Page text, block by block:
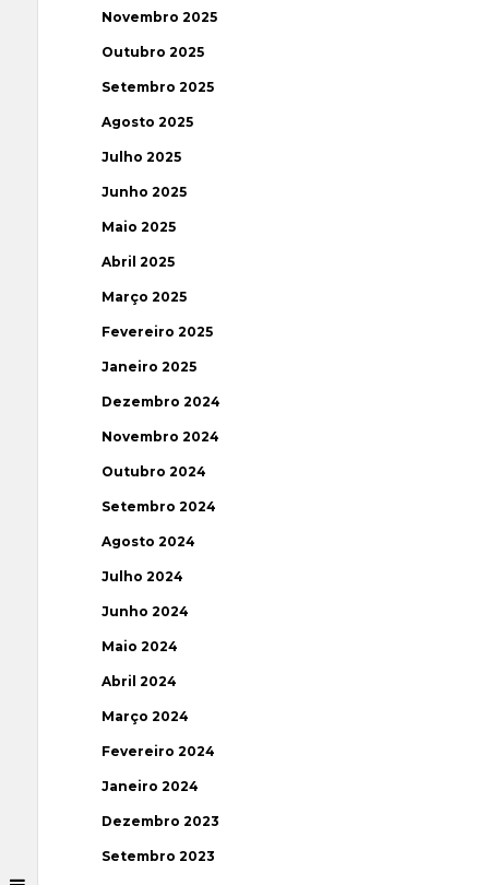
Novembro 2025
Outubro 2025
Setembro 2025
Agosto 2025
Julho 2025
Junho 2025
Maio 2025
Abril 2025
Março 2025
Fevereiro 2025
Janeiro 2025
Dezembro 2024
Novembro 2024
Outubro 2024
Setembro 2024
Agosto 2024
Julho 2024
Junho 2024
Maio 2024
Abril 2024
Março 2024
Fevereiro 2024
Janeiro 2024
Dezembro 2023
Setembro 2023